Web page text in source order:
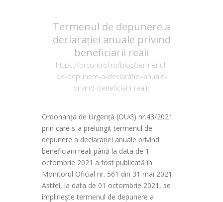
Termenul de depunere a
declarației anuale privind
beneficiarii reali
https://prcontrol.ro/blog/termenul-
de-depunere-a-declaratiei-anuale-
privind-beneficiarii-reali/
Ordonanța de Urgență (OUG) nr.43/2021
prin care s-a prelungit termenul de
depunere a declarației anuale privind
beneficiarii reali până la data de 1
octombrie 2021 a fost publicată în
Monitorul Oficial nr. 561 din 31 mai 2021.
Astfel, la data de 01 octombrie 2021, se
împlinește termenul de depunere a